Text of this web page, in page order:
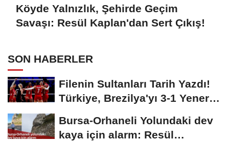
Köyde Yalnızlık, Şehirde Geçim
Savaşı: Resül Kaplan'dan Sert Çıkış!
SON HABERLER
Filenin Sultanları Tarih Yazdı!
Türkiye, Brezilya'yı 3-1 Yenerek
Bursa-Orhaneli Yolundaki dev
kaya için alarm: Resül